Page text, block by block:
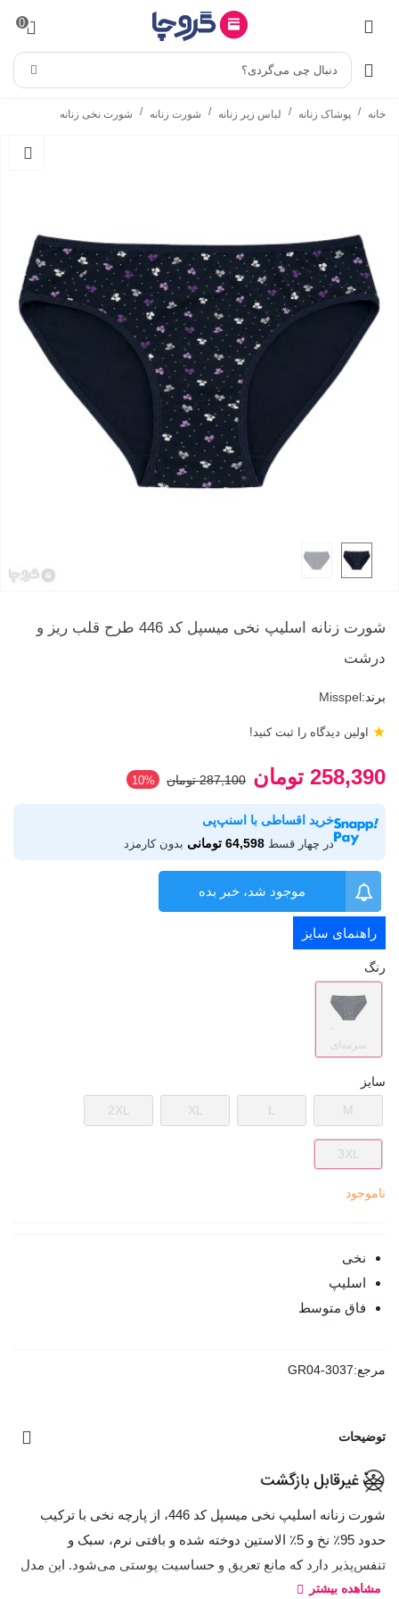
0
دنبال چی می‌گردی؟
خانه / پوشاک زنانه / لباس زیر زنانه / شورت زنانه / شورت نخی زنانه
شورت زنانه اسلیپ نخی میسپل کد 446 طرح قلب ریز و
درشت
برند:Misspel
اولین دیدگاه را ثبت کنید! ★
258,390 تومان 287,100 تومان ‎10%
خرید اقساطی با اسنپ‌پی
در چهار قسط 64,598 تومانی بدون کارمزد
موجود شد، خبر بده
راهنمای سایز
رنگ
سرمه‌ای
سایز
M
L
XL
2XL
3XL
ناموجود
نخی
اسلیپ
فاق متوسط
مرجع:GR04-3037
توضیحات
شورت زنانه اسلیپ نخی میسپل کد 446، از پارچه نخی با ترکیب
حدود 95٪ نخ و 5٪ الاستین دوخته شده و بافتی نرم، سبک و
تنفس‌پذیر دارد که مانع تعریق و حساسیت پوستی می‌شود. این مدل
با فاق متوسط و کشسانی مناسب طراحی شده تا به‌خوبی فرم بدن
مشاهده بیشتر